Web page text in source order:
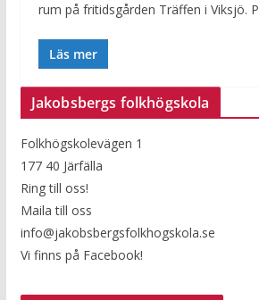
rum på fritidsgården Träffen i Viksjö.
Läs mer
Jakobsbergs folkhögskola
Folkhögskolevägen 1
177 40 Järfälla
Ring till oss!
Maila till oss
info@jakobsbergsfolkhogskola.se
Vi finns på Facebook!